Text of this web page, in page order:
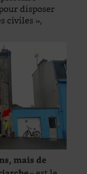
disposer
civiles »,
mais de